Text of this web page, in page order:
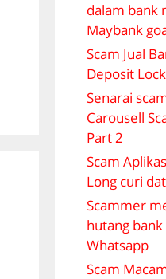
dalam bank
Maybank
Scam Jual
Deposit
Senarai
Carousell
Part 2
Scam
Long curi
Scammer
hutang
Whatsapp
Scam